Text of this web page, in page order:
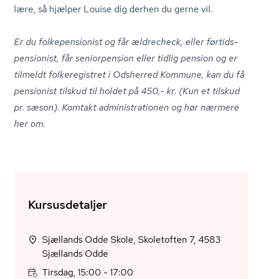
lære, så hjælper Louise dig derhen du gerne vil.
Er du fol­ke­pen­sio­nist og får ældrecheck, eller før­tids­
pen­sio­nist, får seniorpension eller tidlig pension og er
tilmeldt folkeregistret i Odsherred Kommune, kan du få
pensionist tilskud til holdet på 450,- kr. (Kun et tilskud
pr. sæson). Komtakt ad­mi­ni­stra­tio­nen og hør nærmere
her om.
Kursusdetaljer
Sjællands Odde Skole, Skoletoften 7, 4583
Sjællands Odde
Tirsdag, 15:00 - 17:00